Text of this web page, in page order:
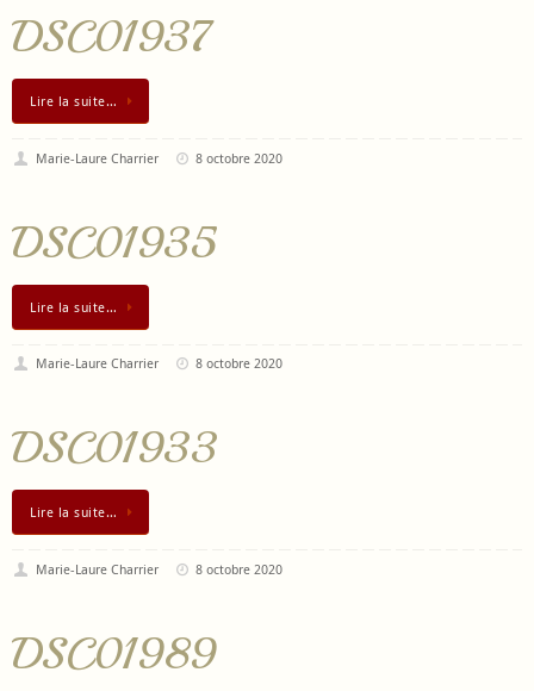
DSC01937
Lire la suite…
Marie-Laure Charrier 8 octobre 2020
DSC01935
Lire la suite…
Marie-Laure Charrier 8 octobre 2020
DSC01933
Lire la suite…
Marie-Laure Charrier 8 octobre 2020
DSC01989